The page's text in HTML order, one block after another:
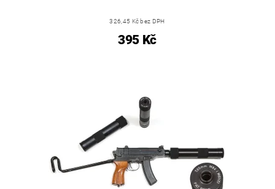
326,45 Kč bez DPH
395 Kč